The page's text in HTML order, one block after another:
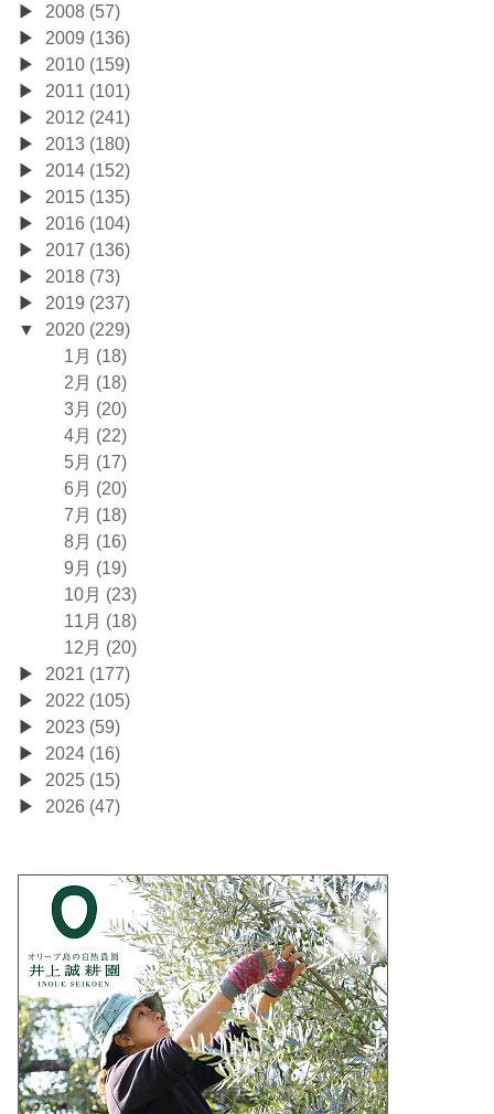
2008 (57)
2009 (136)
2010 (159)
2011 (101)
2012 (241)
2013 (180)
2014 (152)
2015 (135)
2016 (104)
2017 (136)
2018 (73)
2019 (237)
2020 (229)
1月 (18)
2月 (18)
3月 (20)
4月 (22)
5月 (17)
6月 (20)
7月 (18)
8月 (16)
9月 (19)
10月 (23)
11月 (18)
12月 (20)
2021 (177)
2022 (105)
2023 (59)
2024 (16)
2025 (15)
2026 (47)